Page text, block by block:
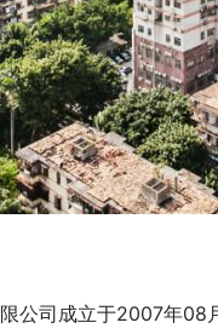
公司成立于2007年